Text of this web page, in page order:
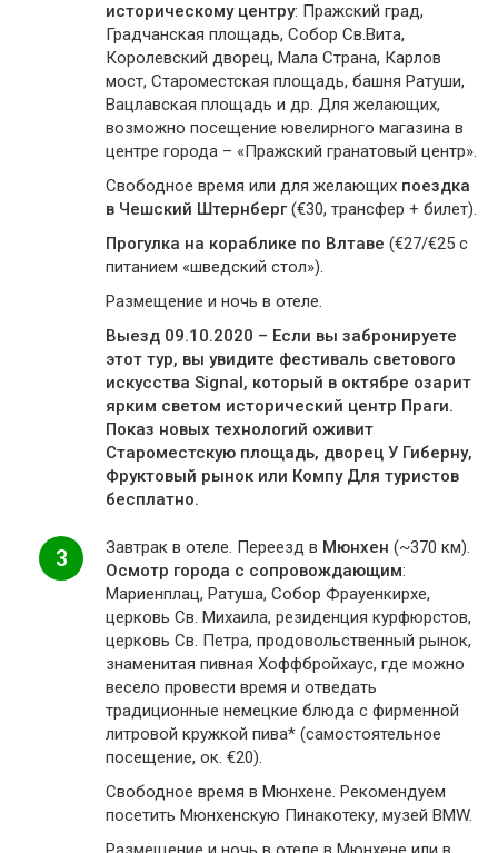
историческому центру: Пражский град,
Градчанская площадь, Собор Св.Вита,
Королевский дворец, Мала Страна, Карлов
мост, Староместская площадь, башня Ратуши,
Вацлавская площадь и др. Для желающих,
возможно посещение ювелирного магазина в
центре города – «Пражский гранатовый центр».
Свободное время или для желающих поездка
в Чешский Штернберг(€30, трансфер + билет).
Прогулка на кораблике по Влтаве (€27/€25 с
питанием «шведский стол»).
Размещение и ночь в отеле.
Выезд 09.10.2020 – Если вы забронируете
этот тур, вы увидите фестиваль светового
искусства Signal, который в октябре озарит
ярким светом исторический центр Праги.
Показ новых технологий оживит
Староместскую площадь, дворец У Гиберну,
Фруктовый рынок или Компу Для туристов
бесплатно.
3 Завтрак в отеле. Переезд в Мюнхен (~370 км).
Осмотр города с сопровождающим:
Мариенплац, Ратуша, Собор Фрауенкирхе,
церковь Св. Михаила, резиденция курфюрстов,
церковь Св. Петра, продовольственный рынок,
знаменитая пивная Хоффбройхаус, где можно
весело провести время и отведать
традиционные немецкие блюда с фирменной
литровой кружкой пива* (самостоятельное
посещение, ок. €20).
Свободное время в Мюнхене. Рекомендуем
посетить Мюнхенскую Пинакотеку, музей BMW.